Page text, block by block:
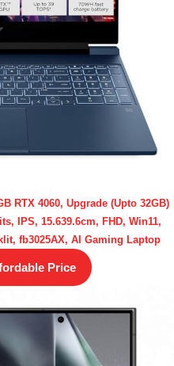
RTX 4060, Upgrade (Upto 32GB)
IPS, 15.639.6cm, FHD, Win11,
fb3025AX, AI Gaming Laptop
Price